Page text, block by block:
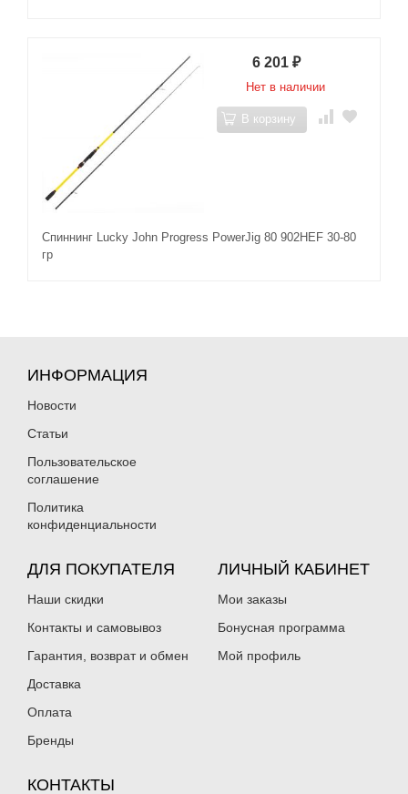
Спиннинг Lucky John Progress PowerJig 80 902HEF 30-80
гр
6 201 ₽
Нет в наличии
В корзину
ИНФОРМАЦИЯ
Новости
Статьи
Пользовательское
соглашение
Политика
конфиденциальности
ДЛЯ ПОКУПАТЕЛЯ
Наши скидки
Контакты и самовывоз
Гарантия, возврат и обмен
Доставка
Оплата
Бренды
ЛИЧНЫЙ КАБИНЕТ
Мои заказы
Бонусная программа
Мой профиль
КОНТАКТЫ